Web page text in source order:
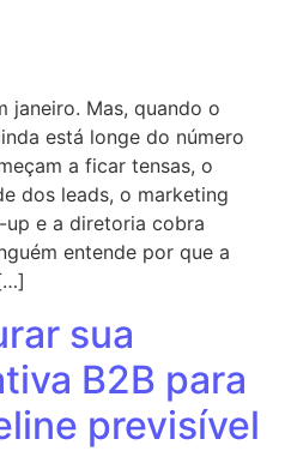
janeiro. Mas, quando o
está longe do número
a ficar tensas, o
dos leads, o marketing
e a diretoria cobra
entende por que a
sua
B2B para
previsível